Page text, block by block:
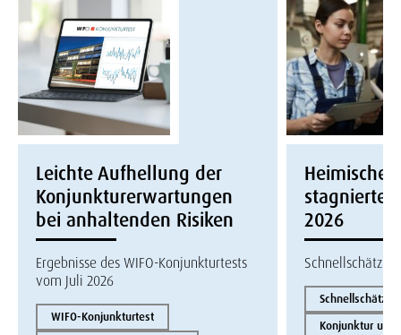
Leichte Aufhellung der
Konjunkturerwartungen
bei anhaltenden Risiken
Ergebnisse des WIFO-Konjunkturtests
vom Juli 2026
WIFO-Konjunkturtest
Heimische
stagnierte
2026
Konjunktur und